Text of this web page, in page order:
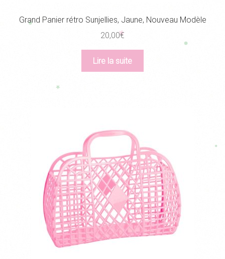
Grand Panier rétro Sunjellies, Jaune, Nouveau Modèle
20,00€
Lire la suite